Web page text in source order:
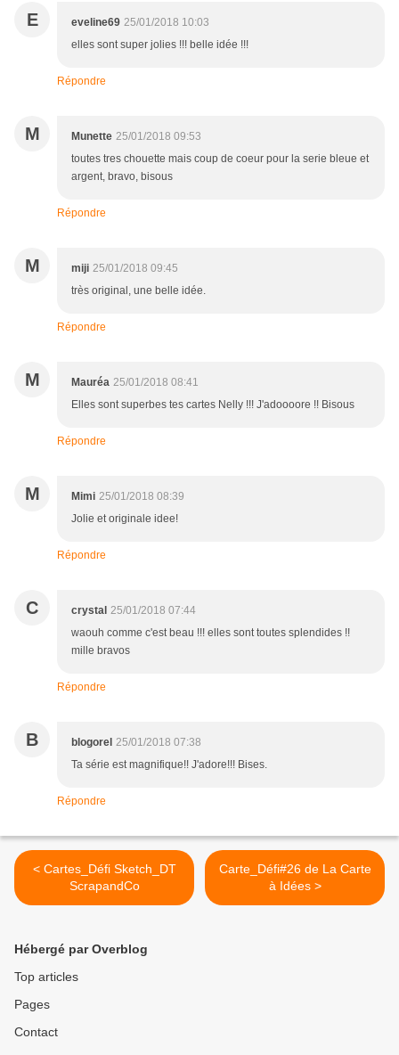
E eveline69 25/01/2018 10:03
elles sont super jolies !!! belle idée !!!
Répondre
M Munette 25/01/2018 09:53
toutes tres chouette mais coup de coeur pour la serie bleue et
argent, bravo, bisous
Répondre
M miji 25/01/2018 09:45
très original, une belle idée.
Répondre
M Mauréa 25/01/2018 08:41
Elles sont superbes tes cartes Nelly !!! J'adoooore !! Bisous
Répondre
M Mimi 25/01/2018 08:39
Jolie et originale idee!
Répondre
C crystal 25/01/2018 07:44
waouh comme c'est beau !!! elles sont toutes splendides !!
mille bravos
Répondre
B blogorel 25/01/2018 07:38
Ta série est magnifique!! J'adore!!! Bises.
Répondre
< Cartes_Défi Sketch_DT
ScrapandCo
Carte_Défi#26 de La Carte
à Idées >
Hébergé par Overblog
Top articles
Pages
Contact